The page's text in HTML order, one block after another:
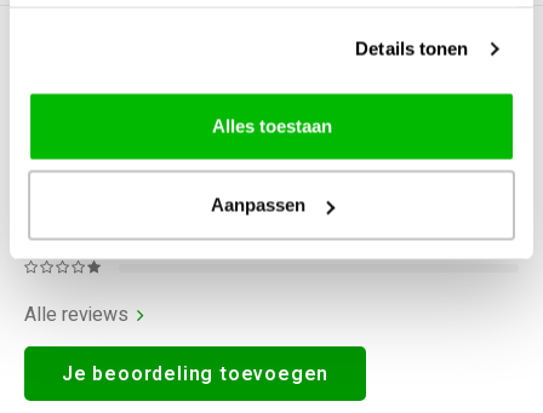
Details tonen
Alles toestaan
Aanpassen
Alle reviews
Je beoordeling toevoegen